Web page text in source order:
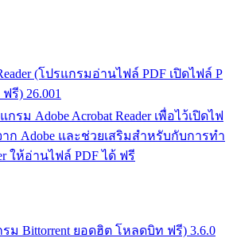
(โปรแกรมอ่านไฟล์ PDF เปิดไฟล์ P
รี) 26.001
รม Adobe Acrobat Reader เพื่อไว้เปิดไฟ
าก Adobe และช่วยเสริมสำหรับกับการทำ
ให้อ่านไฟล์ PDF ได้ ฟรี
รม Bittorrent ยอดฮิต โหลดบิท ฟรี) 3.6.0